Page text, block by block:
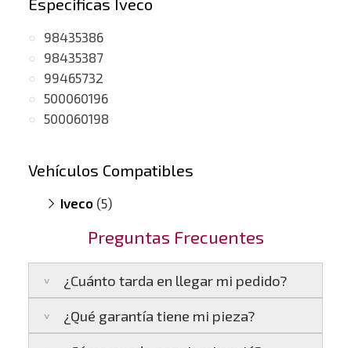
Específicas Iveco
98435386
98435387
99465732
500060196
500060198
Vehículos Compatibles
Iveco (5)
Generador 17.2(motor 8240.42)
Generador 17.2(motor 8280.42)
Generador 17.2(motor 8280.42 SPR)
Preguntas Frecuentes
¿Cuánto tarda en llegar mi pedido?
Península:Entregamos en un plazo estimado
de24 a 48 horas laborables, si realizas tu
¿Qué garantía tiene mi pieza?